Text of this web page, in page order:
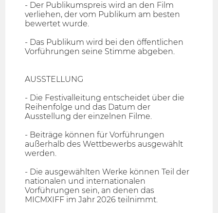
- Der Publikumspreis wird an den Film
verliehen, der vom Publikum am besten
bewertet wurde.
- Das Publikum wird bei den öffentlichen
Vorführungen seine Stimme abgeben.
AUSSTELLUNG
- Die Festivalleitung entscheidet über die
Reihenfolge und das Datum der
Ausstellung der einzelnen Filme.
- Beiträge können für Vorführungen
außerhalb des Wettbewerbs ausgewählt
werden.
- Die ausgewählten Werke können Teil der
nationalen und internationalen
Vorführungen sein, an denen das
MICMXIFF im Jahr 2026 teilnimmt.